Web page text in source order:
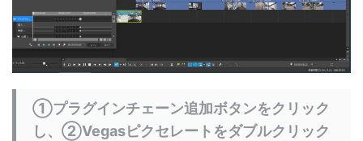
①プラグインチェーン追加ボタンをクリック
し、②Vegasピクセレートをダブルクリック